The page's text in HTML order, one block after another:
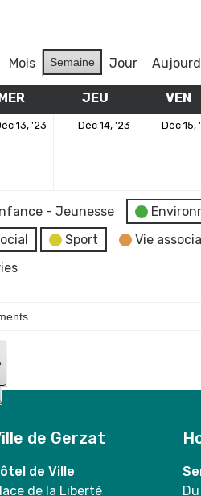
Mois Semaine Jour
MERCREDIJEU VEN
13, '23 Déc 14, '23 Déc 15,
- Jeunesse
Sport Vie
de Gerzat
de Ville
de la Liberté